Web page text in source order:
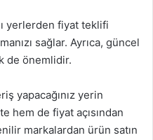
yerlerden fiyat teklifi
sağlar. Ayrıca, güncel
de önemlidir.
yapacağınız yerin
hem de fiyat açısından
markalardan ürün satın